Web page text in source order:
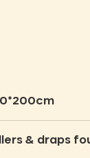
& draps